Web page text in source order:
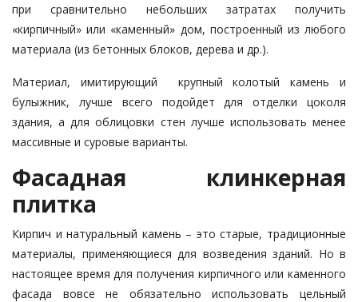
при сравнительно небольших за­тратах получить
«кирпичный» или «ка­мен­ный» дом, построенный из любого
материала (из бетонных блоков, дере­ва и др.).
Материал, имитирующий крупный колотый камень и
булыжник, лучше всего подойдет для отделки цоколя
здания, а для облицовки стен лучше использовать менее
массивные и су­ро­вые варианты.
Фасадная клинкерная
плитка
Кирпич и натуральный камень – это старые, традиционные
материа­лы, применяющиеся для возведения зданий. Но в
настоящее время для получения кирпичного или каменно­го
фасада вовсе не обязательно ис­пользовать цельный